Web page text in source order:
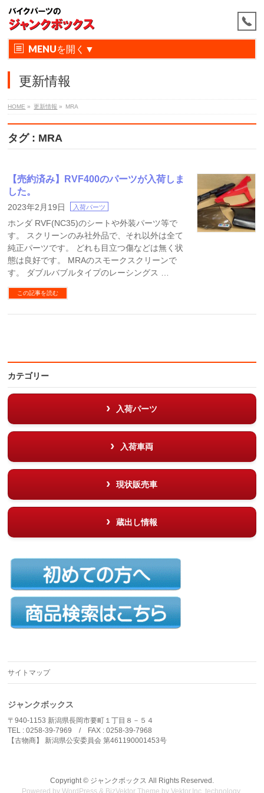
MENU
更新情報
HOME » 更新情報 » MRA
タグ : MRA
【売約済み】RVF400のパーツが入荷しま
した。
2023年2月19日 入荷パーツ
ホンダ RVF(NC35)のシートや外装パーツ等で
す。 スクリーンのみ社外品で、それ以外は全て
純正パーツです。 どれも目立つ傷などは無く状
態は良好です。 MRAのスモークスクリーンで
す。 ダブルバブルタイプのレーシングス …
この記事を読む
カテゴリー
入荷パーツ
入荷車両
現状販売車
蔵出し情報
サイトマップ
ジャンクボックス
〒940-1153 新潟県長岡市要町１丁目８－５４
TEL : 0258-39-7969 / FAX : 0258-39-7968
【古物商】 新潟県公安委員会 第461190001453号
Copyright © ジャンクボックス All Rights Reserved.
Powered byWordPress & BizVektor Theme byVektor,Inc. technology.